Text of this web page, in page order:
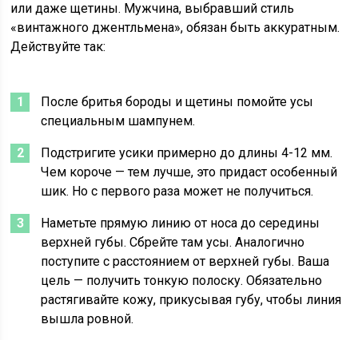
или даже щетины. Мужчина, выбравший стиль
«винтажного джентльмена», обязан быть аккуратным.
Действуйте так:
После бритья бороды и щетины помойте усы
специальным шампунем.
Подстригите усики примерно до длины 4-12 мм.
Чем короче — тем лучше, это придаст особенный
шик. Но с первого раза может не получиться.
Наметьте прямую линию от носа до середины
верхней губы. Сбрейте там усы. Аналогично
поступите с расстоянием от верхней губы. Ваша
цель — получить тонкую полоску. Обязательно
растягивайте кожу, прикусывая губу, чтобы линия
вышла ровной.